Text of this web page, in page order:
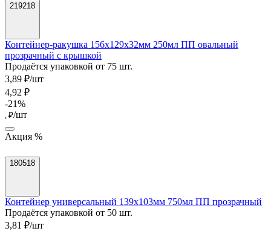
219218
Контейнер-ракушка 156x129x32мм 250мл ПП овальный
прозрачный с крышкой
Продаётся упаковкой от 75 шт.
3,89 ₽/шт
4,92 ₽
-21%
, ₽/шт
Акция %
180518
Контейнер универсальный 139х103мм 750мл ПП прозрачный
Продаётся упаковкой от 50 шт.
3,81 ₽/шт